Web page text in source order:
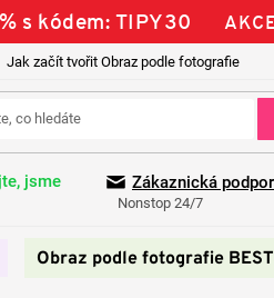
s kódem: TIPY30
Jak začít tvořit Obraz podle fotografie
jsme
Zákaznická
Nonstop 24/7
Obraz podle fotografie